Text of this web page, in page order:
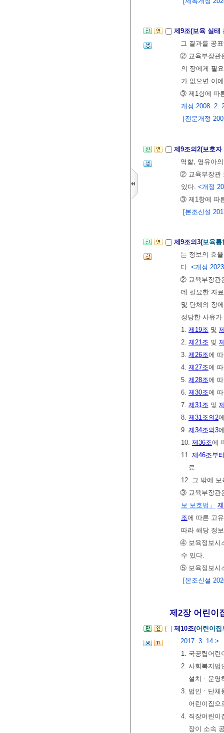
제9조(보육 실태
그 결과를 공
② 교육부장관
의 장에게 필
가 없으면 이
③ 제1항에 따
개정 2008. 2.
[전문개정
제9조의2(보호
역할, 영유아
② 교육부장관
있다. <개정
③ 제1항에 따
[본조신설
제9조의3(보육
는 정보의 효
다. <개정
② 교육부장관
데 필요한 자
및 단체의 장
정당한 사유
1. 제19조 및
2. 제21조 및
3. 제26조에
4. 제27조에
5. 제28조에
6. 제30조에
7. 제31조 및
8. 제31조의2
9. 제34조의3
10. 제36조에
11. 제46조부
료
12. 그 밖에
③ 교육부장관
보 보호법」
조에 따른 고
따라 해당 정
④ 보육정보시
수 있다.
⑤ 보육정보시
[본조신설
제2장 어린이
제10조(어린이집
2017. 3. 14.>
1. 국공립어린
2. 사회복지
설치ㆍ운영
3. 법인ㆍ단체
어린이집으
4. 직장어린이
장이 소속